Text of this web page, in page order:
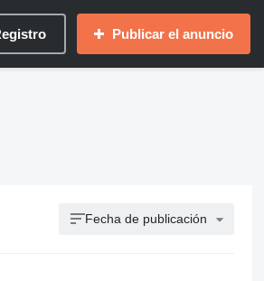
Publicar el anuncio
Fecha de publicación